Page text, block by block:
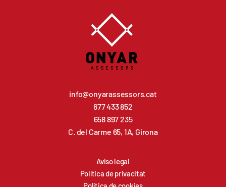
info@onyarassessors.cat
677 433 852
658 897 235
C. del Carme 65, 1A, Girona
Aviso legal
Política de privacitat